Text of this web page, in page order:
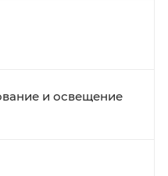
и освещение